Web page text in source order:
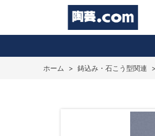
ホーム > 鋳込み・石こう型関連 >